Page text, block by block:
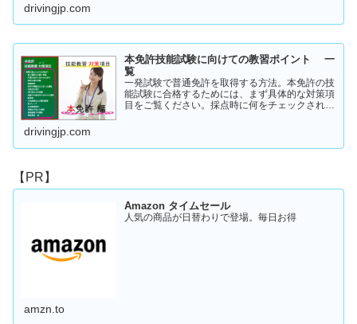
drivingjp.com
本免許技能試験に向けての教習ポイント 一
覧
一発試験で普通免許を取得する方法。本免許の技
能試験に合格するためには、まず具体的な対策項
目をご覧ください。採点時に何をチェックされる
drivingjp.com
【PR】
Amazon タイムセール
人気の商品が日替わりで登場。毎日お得
amzn.to